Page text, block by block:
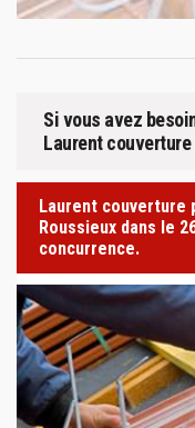
Si vous avez
Laurent couverture
Laurent couverture
Roussieux dans le
concurrence.